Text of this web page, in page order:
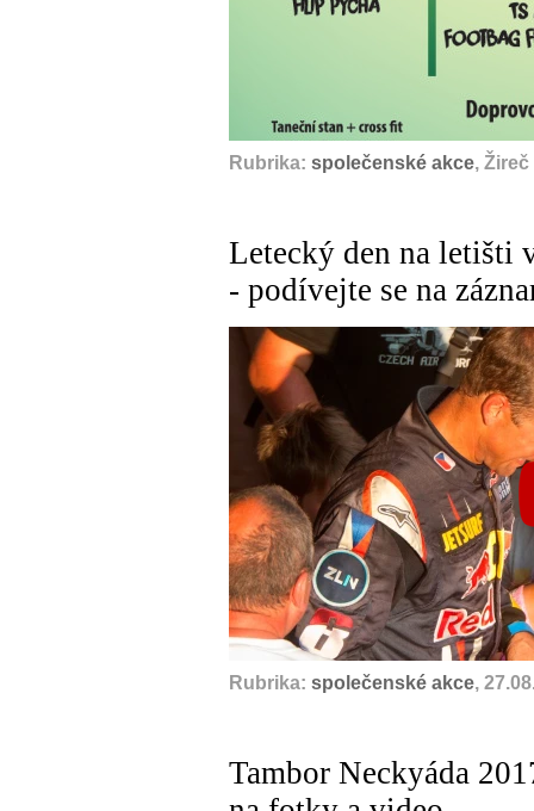
Rubrika: společenské akce,
Letecký den na letišti
- podívejte se na
Rubrika: společenské akce,
Tambor Neckyáda